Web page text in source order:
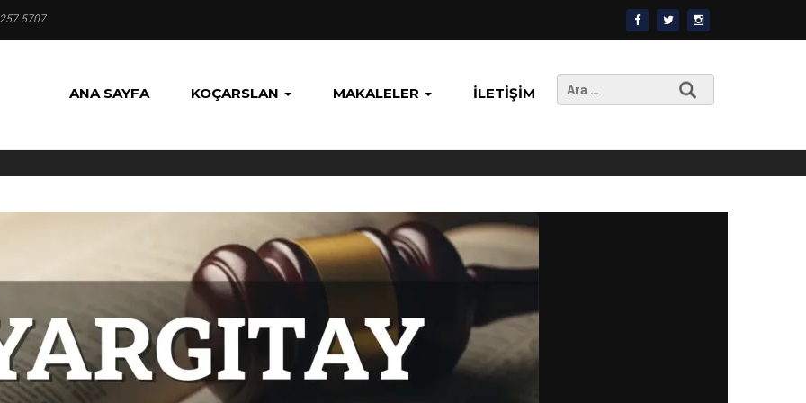
5707
ANA SAYFA KOÇARSLAN MAKALELER İLETIŞIM
Arama: